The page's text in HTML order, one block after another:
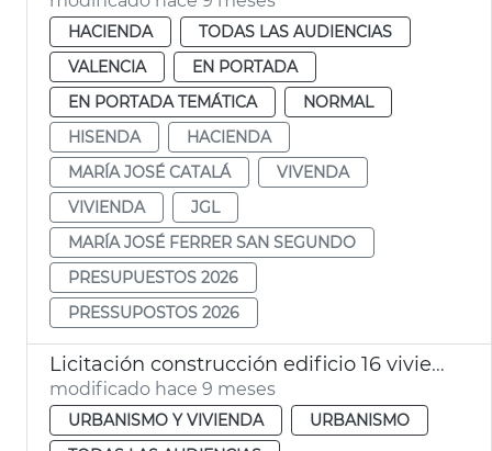
HACIENDA
TODAS LAS AUDIENCIAS
VALENCIA
EN PORTADA
EN PORTADA TEMÁTICA
NORMAL
HISENDA
HACIENDA
MARÍA JOSÉ CATALÁ
VIVENDA
VIVIENDA
JGL
MARÍA JOSÉ FERRER SAN SEGUNDO
PRESUPUESTOS 2026
PRESSUPOSTOS 2026
Licitación construcción edificio 16 viviendas sociales el Cabanyal
modificado hace 9 meses
URBANISMO Y VIVIENDA
URBANISMO